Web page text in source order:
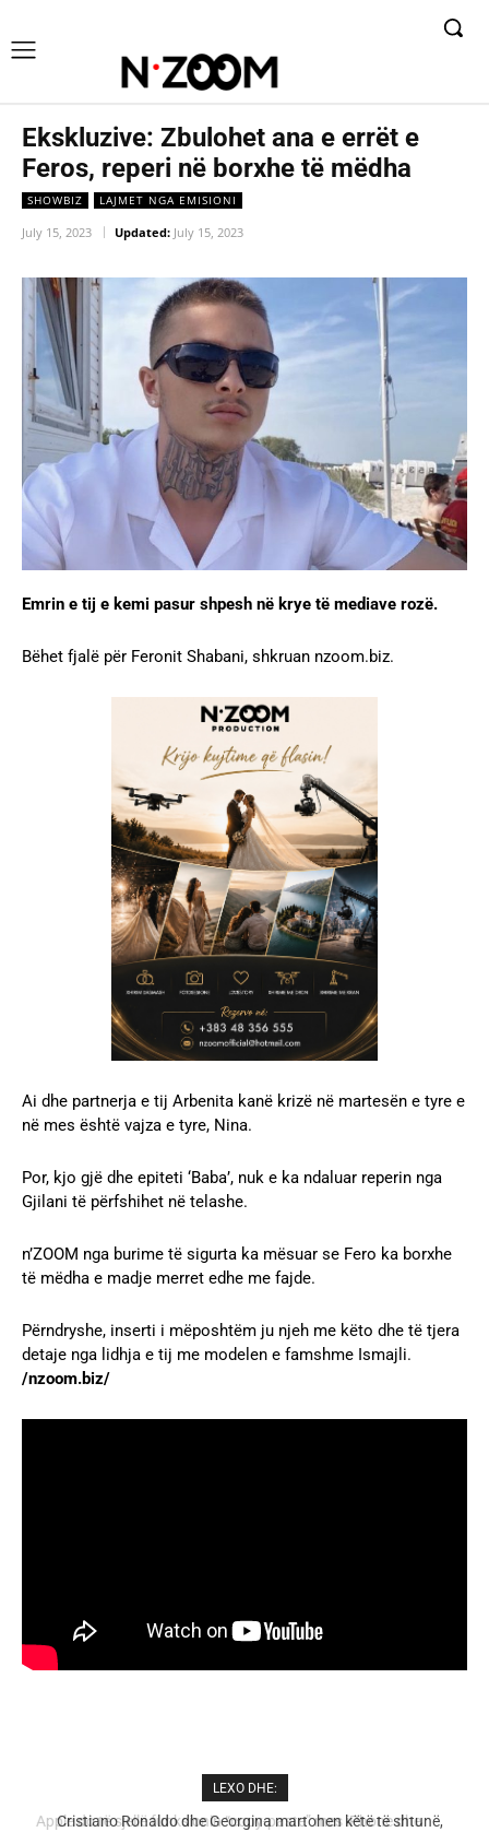
Ekskluzive: Zbulohet ana e errët e
Feros, reperi në borxhe të mëdha
SHOWBIZ LAJMET NGA EMISIONI
July 15, 2023 Updated: July 15, 2023
Emrin e tij e kemi pasur shpesh në krye të mediave rozë.
Bëhet fjalë për Feronit Shabani, shkruan nzoom.biz.
Ai dhe partnerja e tij Arbenita kanë krizë në martesën e tyre e
në mes është vajza e tyre, Nina.
Por, kjo gjë dhe epiteti ‘Baba’, nuk e ka ndaluar reperin nga
Gjilani të përfshihet në telashe.
n’ZOOM nga burime të sigurta ka mësuar se Fero ka borxhe
të mëdha e madje merret edhe me fajde.
Përndryshe, inserti i mëposhtëm ju njeh me këto dhe të tjera
detaje nga lidhja e tij me modelen e famshme Ismajli.
/nzoom.biz/
LEXO DHE:
Cristiano Ronaldo dhe Georgina martohen këtë të shtunë,